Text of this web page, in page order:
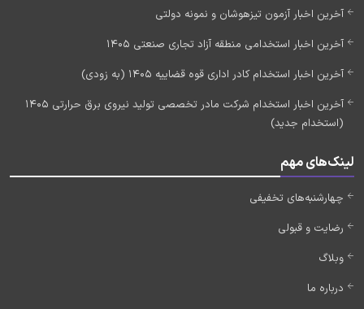
آخرین اخبار آزمون تیزهوشان و نمونه دولتی
آخرین اخبار استخدامی منطقه آزاد تجاری صنعتی 1405
آخرین اخبار استخدام کادر اداری قوه قضاییه 1405 (به زودی)
آخرین اخبار استخدام شرکت مادر تخصصی تولید نیروی برق حرارتی 1405
(استخدام جدید)
لینک‌های مهم
چهارشنبه‌های تخفیفی
رضایت و قبولی
وبلاگ
درباره ما